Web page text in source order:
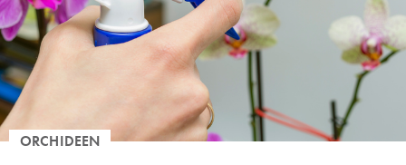
ORCHIDEEN